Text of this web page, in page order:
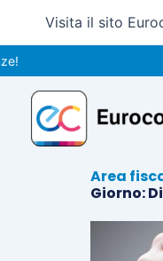
contenuto
Visita il sito
Area
Giorno: